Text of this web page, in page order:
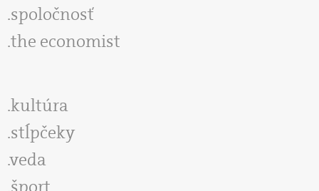
spoločnosť
the economist
kultúra
stĺpčeky
veda